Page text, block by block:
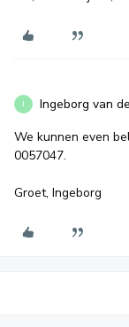
I Ingeborg van
We kunnen even
0057047.
Groet, Ingeborg